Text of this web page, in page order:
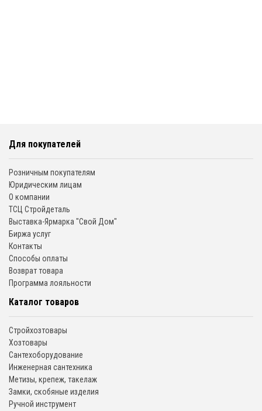
Для покупателей
Розничным покупателям
Юридическим лицам
О компании
ТСЦ Стройдеталь
Выставка-Ярмарка "Свой Дом"
Биржа услуг
Контакты
Способы оплаты
Возврат товара
Программа лояльности
Каталог товаров
Стройхозтовары
Хозтовары
Сантехоборудование
Инженерная сантехника
Метизы, крепеж, такелаж
Замки, скобяные изделия
Ручной инструмент